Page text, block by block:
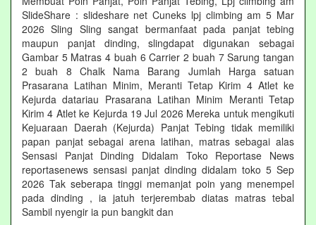
SlideShare : slideshare net Cuneks lpj climbing am 5 Mar
2026 Sling Sling sangat bermanfaat pada panjat tebing
maupun panjat dinding, slingdapat digunakan sebagai
Gambar 5 Matras 4 buah 6 Carrier 2 buah 7 Sarung tangan
2 buah 8 Chalk Nama Barang Jumlah Harga satuan
Prasarana Latihan Minim, Meranti Tetap Kirim 4 Atlet ke
Kejurda datariau Prasarana Latihan Minim Meranti Tetap
Kirim 4 Atlet ke Kejurda 19 Jul 2026 Mereka untuk mengikuti
Kejuaraan Daerah (Kejurda) Panjat Tebing tidak memiliki
papan panjat sebagai arena latihan, matras sebagai alas
Sensasi Panjat Dinding Didalam Toko Reportase News
reportasenews sensasi panjat dinding didalam toko 5 Sep
2026 Tak seberapa tinggi memanjat poin yang menempel
pada dinding , ia jatuh terjerembab diatas matras tebal
Sambil nyengir ia pun bangkit dan